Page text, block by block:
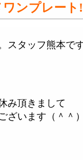
ンプレート
スタッフ熊本で
み頂きまして
ざいます（＾＾